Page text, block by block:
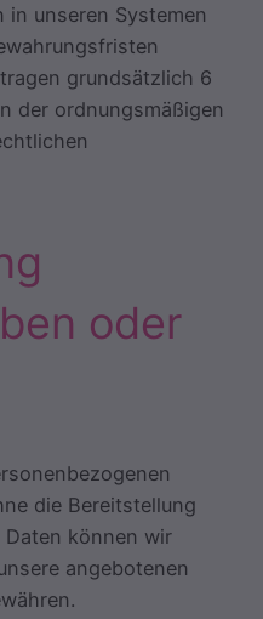
in unseren Systemen
grundsätzlich 6
der ordnungsmäßigen
oder
die Bereitstellung
Daten können wir
angebotenen